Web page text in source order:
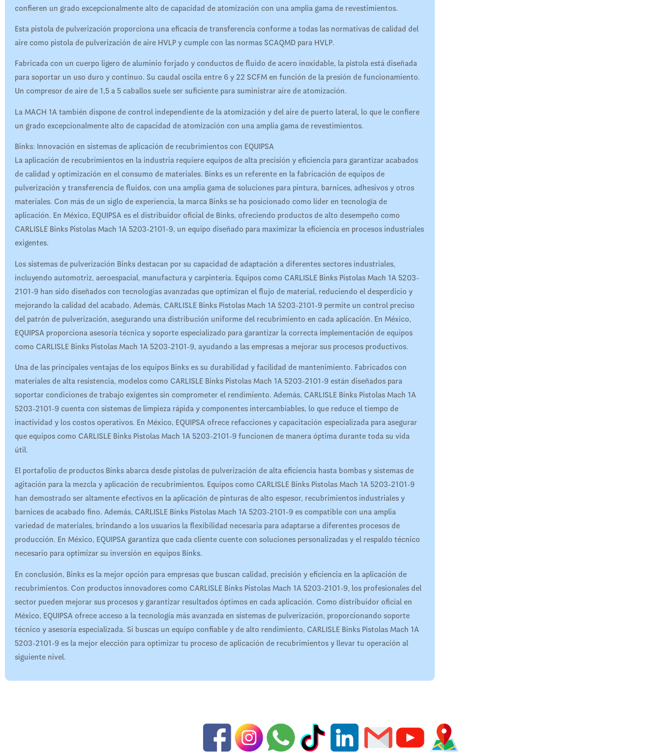
confieren un grado excepcionalmente alto de capacidad de atomización con una amplia gama de revestimientos.
Esta pistola de pulverización proporciona una eficacia de transferencia conforme a todas las normativas de calidad del
aire como pistola de pulverización de aire HVLP y cumple con las normas SCAQMD para HVLP.
Fabricada con un cuerpo ligero de aluminio forjado y conductos de fluido de acero inoxidable, la pistola está diseñada
para soportar un uso duro y continuo. Su caudal oscila entre 6 y 22 SCFM en función de la presión de funcionamiento.
Un compresor de aire de 1,5 a 5 caballos suele ser suficiente para suministrar aire de atomización.
La MACH 1A también dispone de control independiente de la atomización y del aire de puerto lateral, lo que le confiere
un grado excepcionalmente alto de capacidad de atomización con una amplia gama de revestimientos.
Binks: Innovación en sistemas de aplicación de recubrimientos con EQUIPSA
La aplicación de recubrimientos en la industria requiere equipos de alta precisión y eficiencia para garantizar acabados
de calidad y optimización en el consumo de materiales. Binks es un referente en la fabricación de equipos de
pulverización y transferencia de fluidos, con una amplia gama de soluciones para pintura, barnices, adhesivos y otros
materiales. Con más de un siglo de experiencia, la marca Binks se ha posicionado como líder en tecnología de
aplicación. En México, EQUIPSA es el distribuidor oficial de Binks, ofreciendo productos de alto desempeño como
CARLISLE Binks Pistolas Mach 1A 5203-2101-9, un equipo diseñado para maximizar la eficiencia en procesos industriales
exigentes.
Los sistemas de pulverización Binks destacan por su capacidad de adaptación a diferentes sectores industriales,
incluyendo automotriz, aeroespacial, manufactura y carpintería. Equipos como CARLISLE Binks Pistolas Mach 1A 5203-
2101-9 han sido diseñados con tecnologías avanzadas que optimizan el flujo de material, reduciendo el desperdicio y
mejorando la calidad del acabado. Además, CARLISLE Binks Pistolas Mach 1A 5203-2101-9 permite un control preciso
del patrón de pulverización, asegurando una distribución uniforme del recubrimiento en cada aplicación. En México,
EQUIPSA proporciona asesoría técnica y soporte especializado para garantizar la correcta implementación de equipos
como CARLISLE Binks Pistolas Mach 1A 5203-2101-9, ayudando a las empresas a mejorar sus procesos productivos.
Una de las principales ventajas de los equipos Binks es su durabilidad y facilidad de mantenimiento. Fabricados con
materiales de alta resistencia, modelos como CARLISLE Binks Pistolas Mach 1A 5203-2101-9 están diseñados para
soportar condiciones de trabajo exigentes sin comprometer el rendimiento. Además, CARLISLE Binks Pistolas Mach 1A
5203-2101-9 cuenta con sistemas de limpieza rápida y componentes intercambiables, lo que reduce el tiempo de
inactividad y los costos operativos. En México, EQUIPSA ofrece refacciones y capacitación especializada para asegurar
que equipos como CARLISLE Binks Pistolas Mach 1A 5203-2101-9 funcionen de manera óptima durante toda su vida
útil.
El portafolio de productos Binks abarca desde pistolas de pulverización de alta eficiencia hasta bombas y sistemas de
agitación para la mezcla y aplicación de recubrimientos. Equipos como CARLISLE Binks Pistolas Mach 1A 5203-2101-9
han demostrado ser altamente efectivos en la aplicación de pinturas de alto espesor, recubrimientos industriales y
barnices de acabado fino. Además, CARLISLE Binks Pistolas Mach 1A 5203-2101-9 es compatible con una amplia
variedad de materiales, brindando a los usuarios la flexibilidad necesaria para adaptarse a diferentes procesos de
producción. En México, EQUIPSA garantiza que cada cliente cuente con soluciones personalizadas y el respaldo técnico
necesario para optimizar su inversión en equipos Binks.
En conclusión, Binks es la mejor opción para empresas que buscan calidad, precisión y eficiencia en la aplicación de
recubrimientos. Con productos innovadores como CARLISLE Binks Pistolas Mach 1A 5203-2101-9, los profesionales del
sector pueden mejorar sus procesos y garantizar resultados óptimos en cada aplicación. Como distribuidor oficial en
México, EQUIPSA ofrece acceso a la tecnología más avanzada en sistemas de pulverización, proporcionando soporte
técnico y asesoría especializada. Si buscas un equipo confiable y de alto rendimiento, CARLISLE Binks Pistolas Mach 1A
5203-2101-9 es la mejor elección para optimizar tu proceso de aplicación de recubrimientos y llevar tu operación al
siguiente nivel.